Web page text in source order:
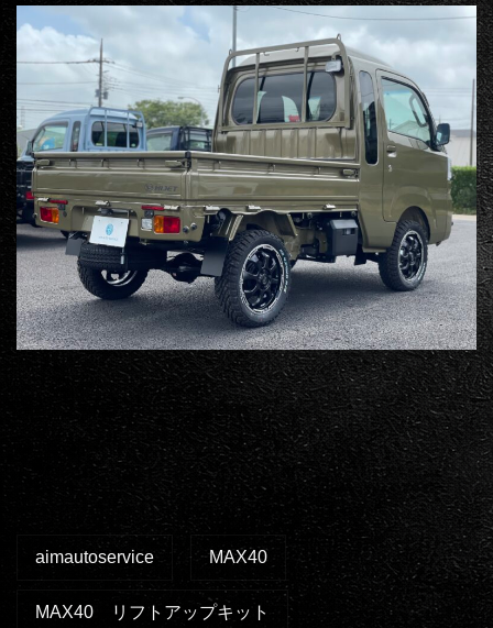
aimautoservice MAX40
MAX40 リフトアップキット